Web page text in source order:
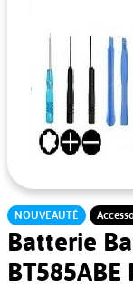
NOUVEAUTÉ
Batterie
BT585ABE